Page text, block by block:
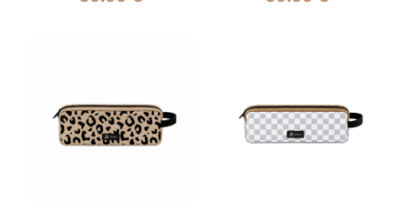
AJOUTER AU
PANIER
/
DÉTAILS
AJOUTER AU
PANIER
/
DÉTAILS